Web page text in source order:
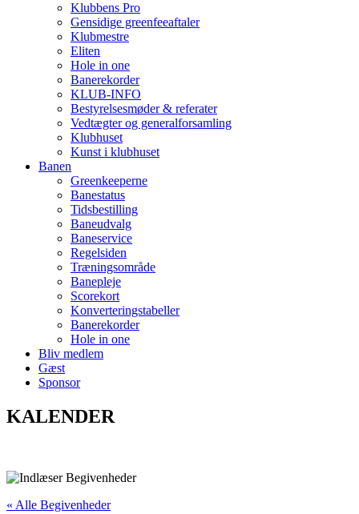
Klubbens Pro
Gensidige greenfeeaftaler
Klubmestre
Eliten
Hole in one
Banerekorder
KLUB-INFO
Bestyrelsesmøder & referater
Vedtægter og generalforsamling
Klubhuset
Kunst i klubhuset
Banen
Greenkeeperne
Banestatus
Tidsbestilling
Baneudvalg
Baneservice
Regelsiden
Træningsområde
Banepleje
Scorekort
Konverteringstabeller
Banerekorder
Hole in one
Bliv medlem
Gæst
Sponsor
KALENDER
« Alle Begivenheder